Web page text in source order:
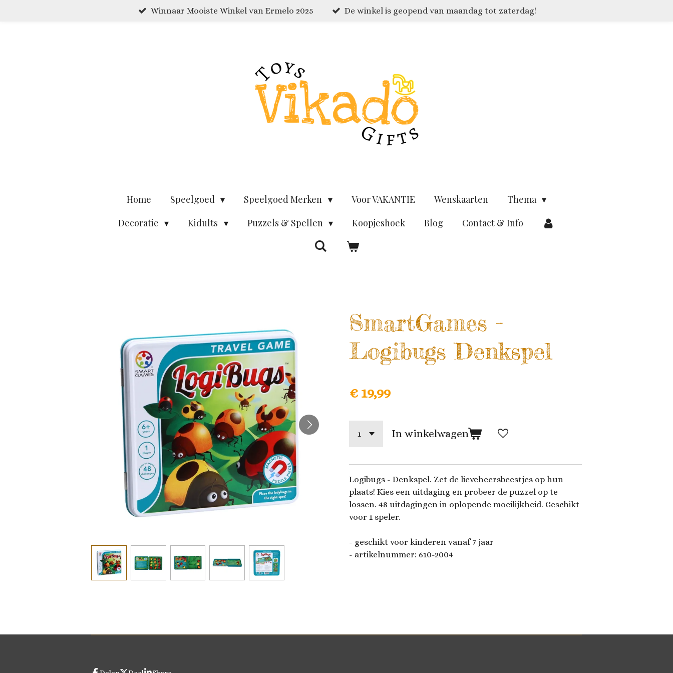
Winnaar Mooiste Winkel van Ermelo 2025 De winkel is geopend van maandag tot zaterdag!
Home Speelgoed Speelgoed Merken Voor VAKANTIE Wenskaarten
Thema
Decoratie
Kidults Puzzels & Spellen Koopjeshoek Blog Contact & Info
SmartGames -
Logibugs Denkspel
€ 19,99
In winkelwagen
Logibugs - Denkspel. Zet de lieveheersbeestjes op hun
plaats! Kies een uitdaging en probeer de puzzel op te
lossen. 48 uitdagingen in oplopende moeilijkheid. Geschikt
voor 1 speler.
- geschikt voor kinderen vanaf 7 jaar
- artikelnummer: 610-2004